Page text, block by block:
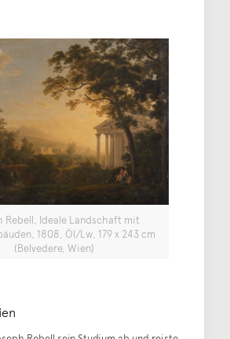
Rebell, Ideale Landschaft mit
1808, Öl/Lw, 179 x 243 cm
(Belvedere, Wien)